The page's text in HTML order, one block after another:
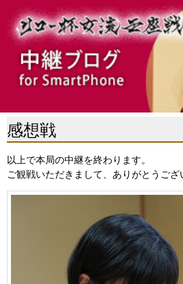
感想戦
以上で本局の中継を終わります。
ご観戦いただきまして、ありがとうござ